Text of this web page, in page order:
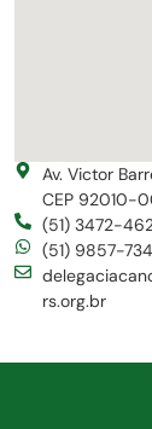
Av. Victor
CEP 92010-
(51) 3472-
(51) 9857-
rs.org.br